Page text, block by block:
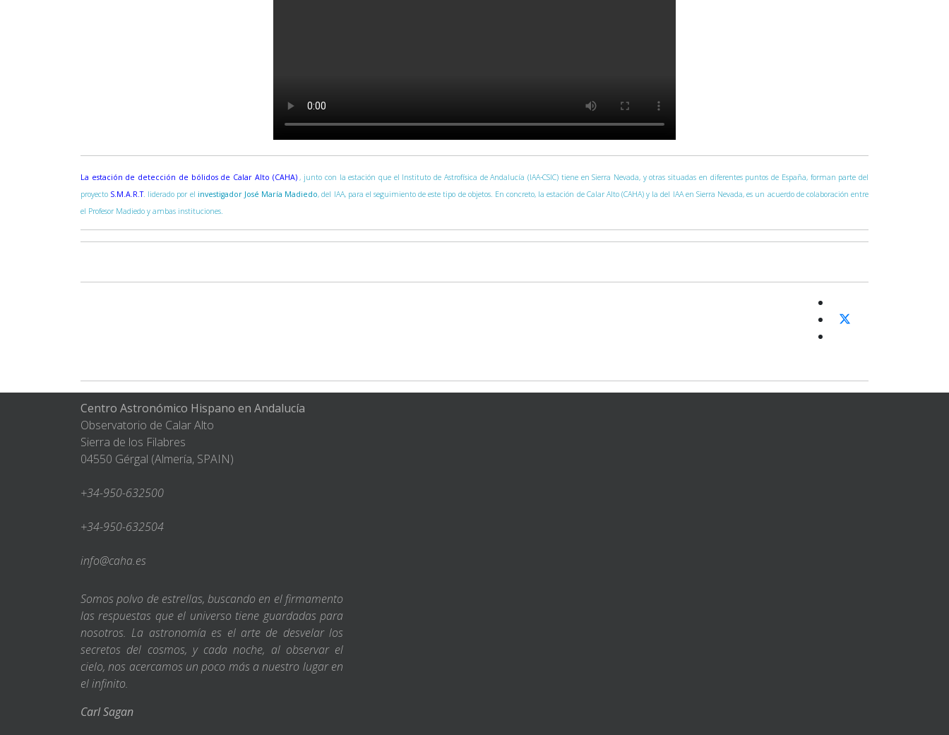
La estación de detección de bólidos de Calar Alto (CAHA) , junto con la estación que el Instituto de Astrofísica de Andalucía (IAA-CSIC) tiene en Sierra Nevada, y otras situadas en diferentes puntos de España, forman parte del
proyecto S.M.A.R.T. liderado por el investigador José María Madiedo, del IAA, para el seguimiento de este tipo de objetos. En concreto, la estación de Calar Alto (CAHA) y la del IAA en Sierra Nevada, es un acuerdo de colaboración entre
el Profesor Madiedo y ambas instituciones.
Centro Astronómico Hispano en Andalucía
Observatorio de Calar Alto
Sierra de los Filabres
04550 Gérgal (Almería, SPAIN)
+34-950-632500
+34-950-632504
info@caha.es
Somos polvo de estrellas, buscando en el firmamento
las respuestas que el universo tiene guardadas para
nosotros. La astronomía es el arte de desvelar los
secretos del cosmos, y cada noche, al observar el
cielo, nos acercamos un poco más a nuestro lugar en
el infinito.
Carl Sagan